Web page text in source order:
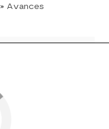
» Avances